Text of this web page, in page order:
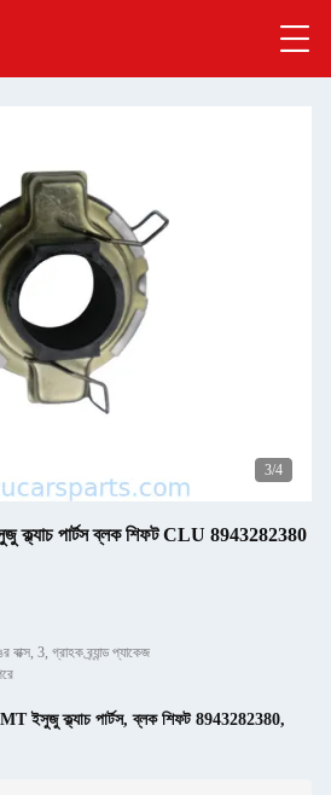
3/4
ক্ল্যাচ পার্টস ব্লক শিফট CLU 8943282380
বাক্স, 3, গ্রাহক ব্র্যান্ড প্যাকেজ
ইসুজু ক্ল্যাচ পার্টস,ব্লক শিফট 8943282380,